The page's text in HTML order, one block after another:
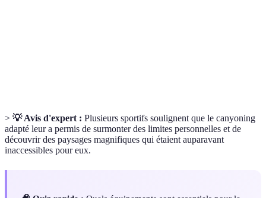
> 💡 Avis d'expert : Plusieurs sportifs soulignent que le canyoning
adapté leur a permis de surmonter des limites personnelles et de
découvrir des paysages magnifiques qui étaient auparavant
inaccessibles pour eux.